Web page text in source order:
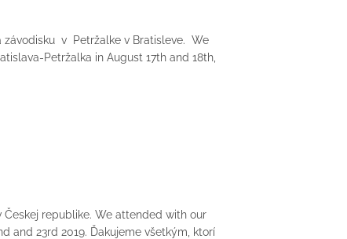
závodisku v Petržalke v Bratisleve. We
Petržalka in August 17th and 18th,
Českej republike. We attended with our
and 23rd 2019. Ďakujeme všetkým, ktorí